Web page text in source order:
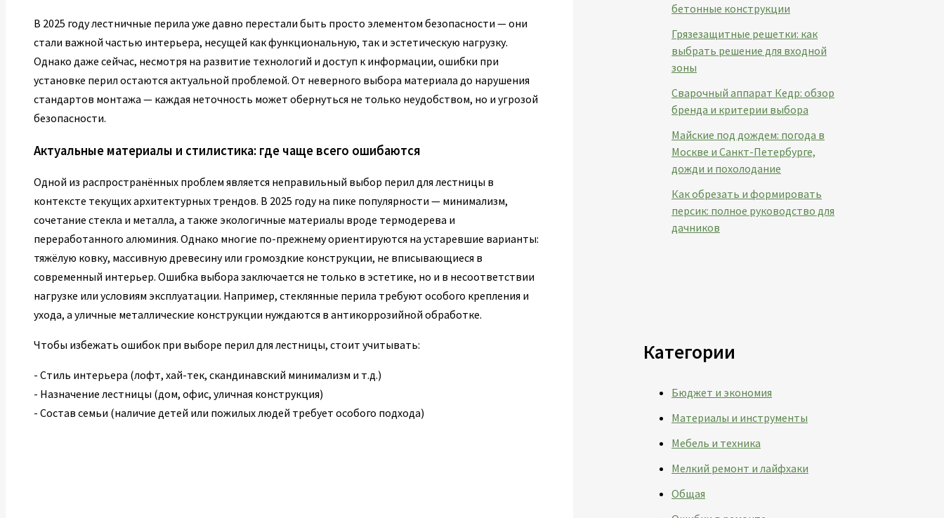
В 2025 году лестничные перила уже давно перестали быть просто элементом безопасности — они
стали важной частью интерьера, несущей как функциональную, так и эстетическую нагрузку.
Однако даже сейчас, несмотря на развитие технологий и доступ к информации, ошибки при
установке перил остаются актуальной проблемой. От неверного выбора материала до нарушения
стандартов монтажа — каждая неточность может обернуться не только неудобством, но и угрозой
безопасности.
Актуальные материалы и стилистика: где чаще всего ошибаются
Одной из распространённых проблем является неправильный выбор перил для лестницы в
контексте текущих архитектурных трендов. В 2025 году на пике популярности — минимализм,
сочетание стекла и металла, а также экологичные материалы вроде термодерева и
переработанного алюминия. Однако многие по-прежнему ориентируются на устаревшие варианты:
тяжёлую ковку, массивную древесину или громоздкие конструкции, не вписывающиеся в
современный интерьер. Ошибка выбора заключается не только в эстетике, но и в несоответствии
нагрузке или условиям эксплуатации. Например, стеклянные перила требуют особого крепления и
ухода, а уличные металлические конструкции нуждаются в антикоррозийной обработке.
Чтобы избежать ошибок при выборе перил для лестницы, стоит учитывать:
- Стиль интерьера (лофт, хай-тек, скандинавский минимализм и т.д.)
- Назначение лестницы (дом, офис, уличная конструкция)
- Состав семьи (наличие детей или пожилых людей требует особого подхода)
бетонные конструкции
Грязезащитные решетки: как
выбрать решение для входной
зоны
Сварочный аппарат Кедр: обзор
бренда и критерии выбора
Майские под дождем: погода в
Москве и Санкт-Петербурге,
дожди и похолодание
Как обрезать и формировать
персик: полное руководство для
дачников
Категории
Бюджет и экономия
Материалы и инструменты
Мебель и техника
Мелкий ремонт и лайфхаки
Общая